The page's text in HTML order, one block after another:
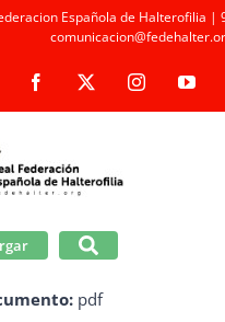
Española de Halterofilia |
Facebook Instagram
pdf